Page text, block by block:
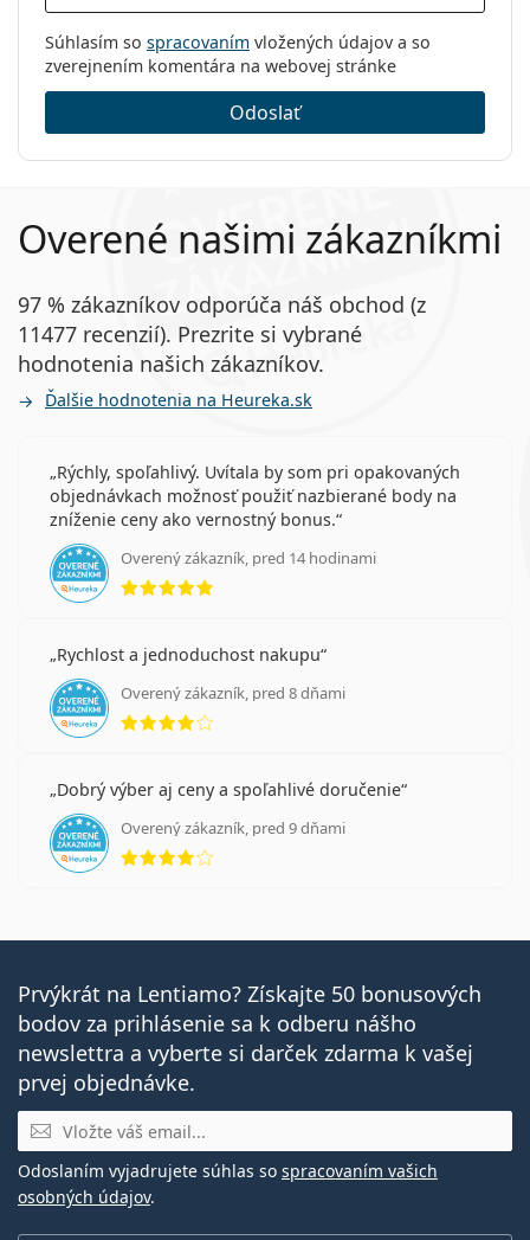
Súhlasím so spracovaním vložených údajov a so
zverejnením komentára na webovej stránke
Odoslať
Overené našimi zákazníkmi
97 % zákazníkov odporúča náš obchod (z
11477 recenzií). Prezrite si vybrané
hodnotenia našich zákazníkov.
Ďalšie hodnotenia na Heureka.sk
Rýchly, spoľahlivý. Uvítala by som pri opakovaných
objednávkach možnosť použiť nazbierané body na
zníženie ceny ako vernostný bonus.
Overený zákazník, pred 14 hodinami
hodnotenie 5 z 5
Rychlost a jednoduchost nakupu
Overený zákazník, pred 8 dňami
hodnotenie 4 z 5
Dobrý výber aj ceny a spoľahlivé doručenie
Overený zákazník, pred 9 dňami
hodnotenie 4 z 5
Prvýkrát na Lentiamo? Získajte 50 bonusových
bodov za prihlásenie sa k odberu nášho
newslettra a vyberte si darček zdarma k vašej
prvej objednávke.
E-mail
Odoslaním vyjadrujete súhlas so spracovaním vašich
osobných údajov.